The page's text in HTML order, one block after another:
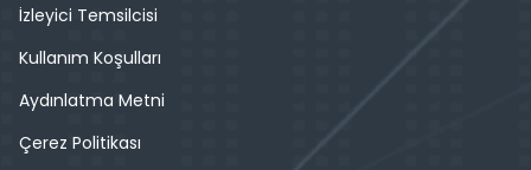
İzleyici Temsilcisi
Kullanım Koşulları
Aydınlatma Metni
Çerez Politikası